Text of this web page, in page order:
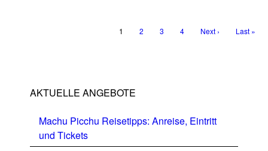
1 2 3 4 Next › Last »
AKTUELLE ANGEBOTE
Machu Picchu Reisetipps: Anreise, Eintritt
und Tickets